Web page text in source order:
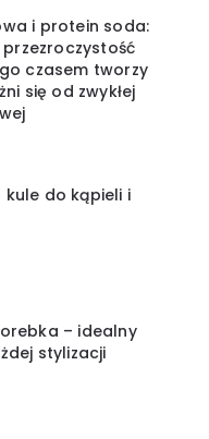
i protein soda:
czasem tworzy
się od zwykłej
kule do kąpieli i
– idealny
stylizacji